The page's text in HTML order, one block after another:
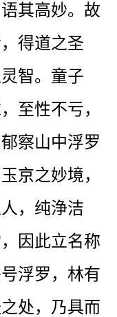
其高妙。故
得道之圣
智。童子
至性不亏，
察山中浮罗
京之妙境，
，纯浄洁
因此立名称
浮罗，林有
处，乃具而